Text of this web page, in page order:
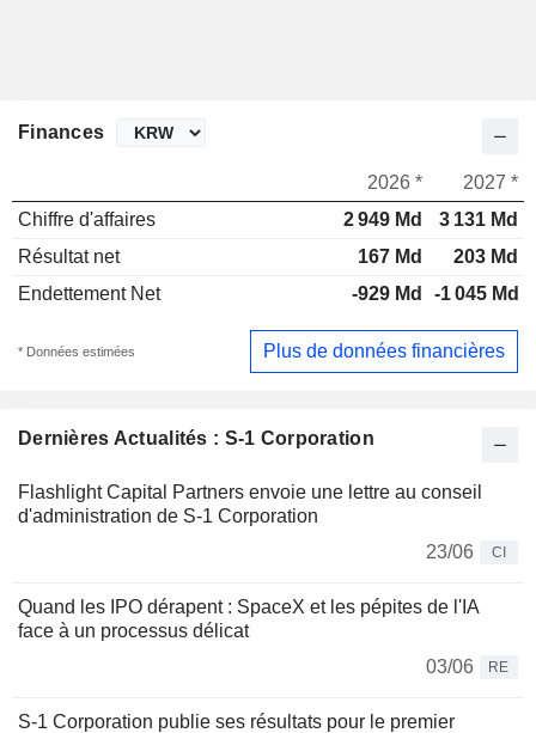
Dernières Actualités : S-1 Corporation
Flashlight Capital Partners envoie une lettre au conseil
d'administration de S-1 Corporation
23/06
CI
Quand les IPO dérapent : SpaceX et les pépites de l'IA
face à un processus délicat
03/06
RE
S-1 Corporation publie ses résultats pour le premier
Finances
2026 *
2027 *
Chiffre d'affaires
2 949 Md
3 131 Md
Résultat net
167 Md
203 Md
Endettement Net
-929 Md -1 045 Md
* Données estimées Plus de données financières